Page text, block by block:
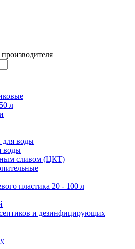
л
для воды
воды
сливом (ЦКТ)
пластика 20 - 100 л
и дезинфицирующих